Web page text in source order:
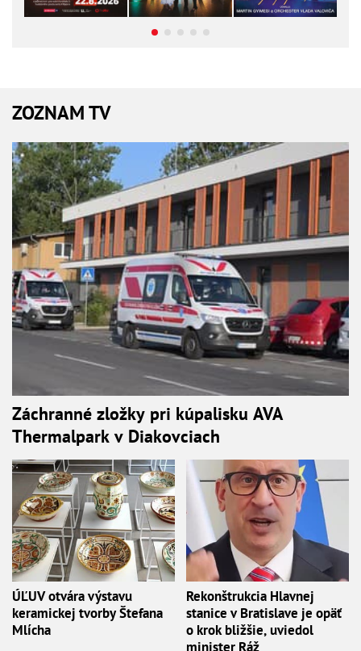
ZOZNAM TV
Záchranné zložky pri kúpalisku AVA
Thermalpark v Diakovciach
ÚĽUV otvára výstavu
keramickej tvorby Štefana
Mlícha
Rekonštrukcia Hlavnej
stanice v Bratislave je opäť
o krok bližšie, uviedol
minister Ráž